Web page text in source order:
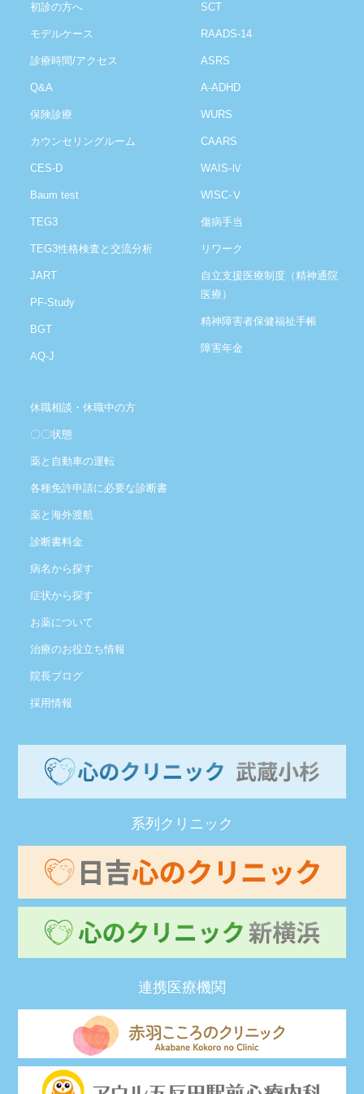
初診の方へ
モデルケース
診療時間/アクセス
Q&A
保険診療
カウンセリングルーム
CES-D
Baum test
TEG3
TEG3性格検査と交流分析
JART
PF-Study
BGT
AQ-J
SCT
RAADS-14
ASRS
A-ADHD
WURS
CAARS
WAIS-Ⅳ
WISC-Ⅴ
傷病手当
リワーク
自立支援医療制度（精神通院
医療）
精神障害者保健福祉手帳
障害年金
休職相談・休職中の方
〇〇状態
薬と自動車の運転
各種免許申請に必要な診断書
薬と海外渡航
診断書料金
病名から探す
症状から探す
お薬について
治療のお役立ち情報
院長ブログ
採用情報
系列クリニック
連携医療機関